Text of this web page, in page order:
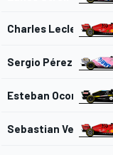
Charles Leclerc
Sergio Pérez
Esteban Ocon
Sebastian Vettel